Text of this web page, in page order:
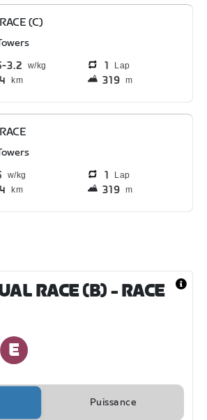
(C)
3.2 1 Lap
km 319 m
1 Lap
km 319 m
RACE (B) - RACE
Puissance